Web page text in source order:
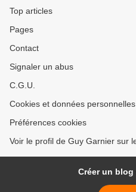
Top articles
Pages
Contact
Signaler un abus
C.G.U.
Cookies et données personnelles
Préférences cookies
Voir le profil de Guy Garnier sur
Créer un